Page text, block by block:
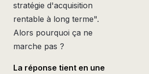
stratégie d'acquisition
rentable à long terme".
Alors pourquoi ça ne
marche pas ?
La réponse tient en une